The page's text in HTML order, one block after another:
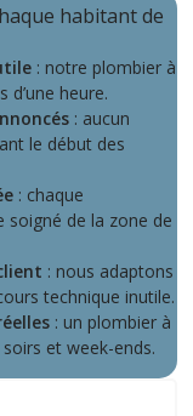
habitant de
: notre plombier à
d’une heure.
: aucun
le début des
: chaque
de la zone de
: nous adaptons
technique inutile.
: un plombier à
et week-ends.